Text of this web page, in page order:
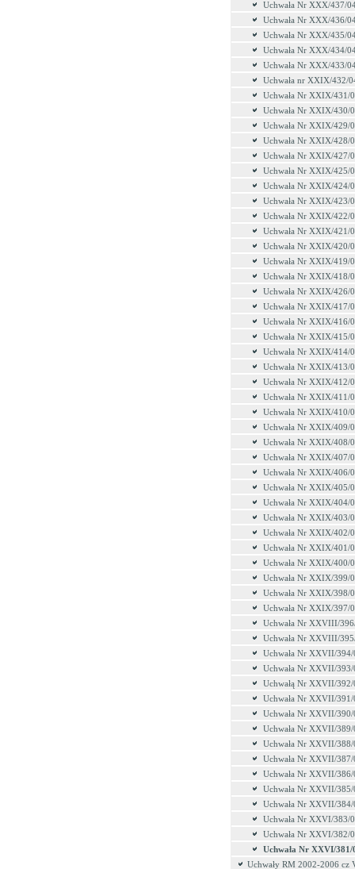
Uchwała Nr XXX/437/
Uchwała Nr XXX/436/
Uchwała Nr XXX/435/
Uchwała Nr XXX/434/
Uchwała Nr XXX/433/
Uchwała nr XXIX/432/
Uchwała Nr XXIX/431/
Uchwała Nr XXIX/430/
Uchwała Nr XXIX/429/
Uchwała Nr XXIX/428/
Uchwała Nr XXIX/427/
Uchwała Nr XXIX/425/
Uchwała Nr XXIX/424/
Uchwała Nr XXIX/423/
Uchwała Nr XXIX/422/
Uchwała Nr XXIX/421/
Uchwała Nr XXIX/420/
Uchwała Nr XXIX/419/
Uchwała Nr XXIX/418/
Uchwała Nr XXIX/426/
Uchwała Nr XXIX/417/
Uchwała Nr XXIX/416/
Uchwała Nr XXIX/415/
Uchwała Nr XXIX/414/
Uchwała Nr XXIX/413/
Uchwała Nr XXIX/412/
Uchwała Nr XXIX/411/
Uchwała Nr XXIX/410/
Uchwała Nr XXIX/409/
Uchwała Nr XXIX/408/
Uchwała Nr XXIX/407/
Uchwała Nr XXIX/406/
Uchwała Nr XXIX/405/
Uchwała Nr XXIX/404/
Uchwała Nr XXIX/403/
Uchwała Nr XXIX/402/
Uchwała Nr XXIX/401/
Uchwała Nr XXIX/400/
Uchwała Nr XXIX/399/
Uchwała Nr XXIX/398/
Uchwała Nr XXIX/397/
Uchwała Nr XXVIII/
Uchwała Nr XXVIII/
Uchwała Nr XXVII/394/
Uchwała Nr XXVII/393/
Uchwałą Nr XXVII/392/
Uchwała Nr XXVII/391/
Uchwała Nr XXVII/390/
Uchwała Nr XXVII/389/
Uchwała Nr XXVII/388/
Uchwała Nr XXVII/387/
Uchwała Nr XXVII/386/
Uchwała Nr XXVII/385/
Uchwała Nr XXVII/384/
Uchwała Nr XXVI/383/
Uchwała Nr XXVI/382/
Uchwała Nr XXVI/381/
Uchwały RM 2002-2006 cz